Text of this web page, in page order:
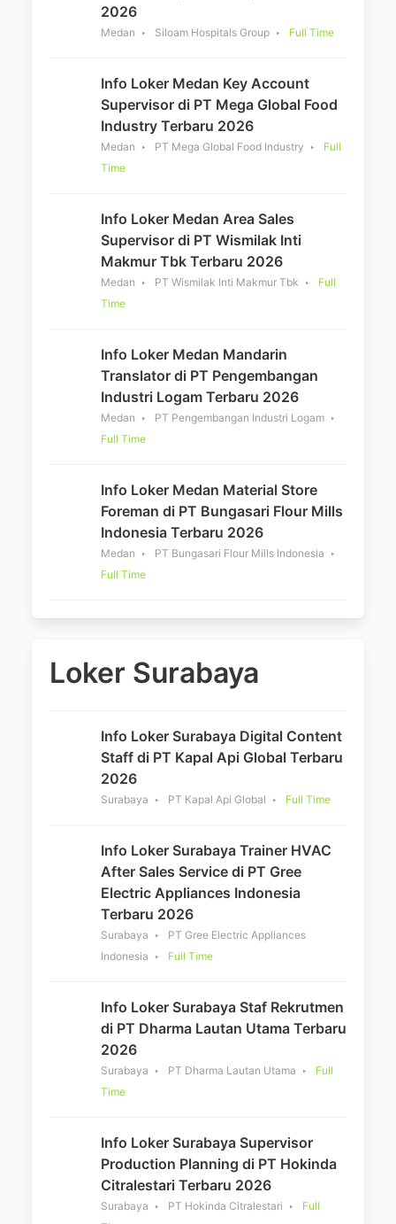
2026
Medan Siloam Hospitals Group Full Time
Info Loker Medan Key Account
Supervisor di PT Mega Global Food
Industry Terbaru 2026
Medan PT Mega Global Food Industry
Full
Time
Info Loker Medan Area Sales
Supervisor di PT Wismilak Inti
Makmur Tbk Terbaru 2026
Medan PT Wismilak Inti Makmur Tbk
Full
Time
Info Loker Medan Mandarin
Translator di PT Pengembangan
Industri Logam Terbaru 2026
Medan
PT Pengembangan Industri Logam
Full Time
Info Loker Medan Material Store
Foreman di PT Bungasari Flour Mills
Indonesia Terbaru 2026
Medan
PT Bungasari Flour Mills Indonesia
Full Time
Loker Surabaya
Info Loker Surabaya Digital Content
Staff di PT Kapal Api Global Terbaru
2026
Surabaya PT Kapal Api Global Full Time
Info Loker Surabaya Trainer HVAC
After Sales Service di PT Gree
Electric Appliances Indonesia
Terbaru 2026
Surabaya
PT Gree Electric Appliances
Indonesia
Full Time
Info Loker Surabaya Staf Rekrutmen
di PT Dharma Lautan Utama Terbaru
2026
Surabaya PT Dharma Lautan Utama
Full
Time
Info Loker Surabaya Supervisor
Production Planning di PT Hokinda
Citralestari Terbaru 2026
Surabaya PT Hokinda Citralestari
Full